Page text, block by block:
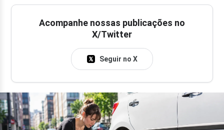
Acompanhe nossas publicações no
X/Twitter
Seguir no X